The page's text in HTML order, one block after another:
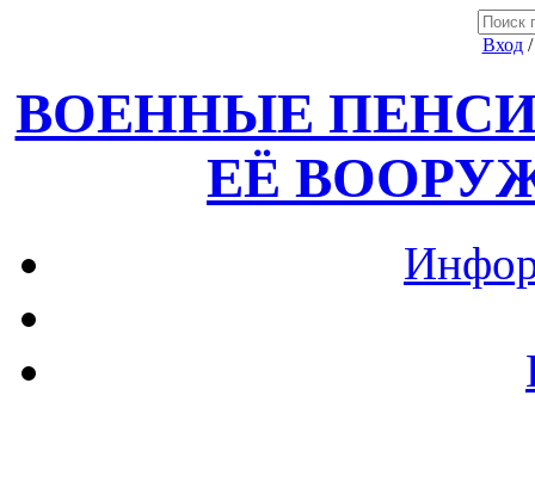
Вход
ВОЕННЫЕ
ЕЁ